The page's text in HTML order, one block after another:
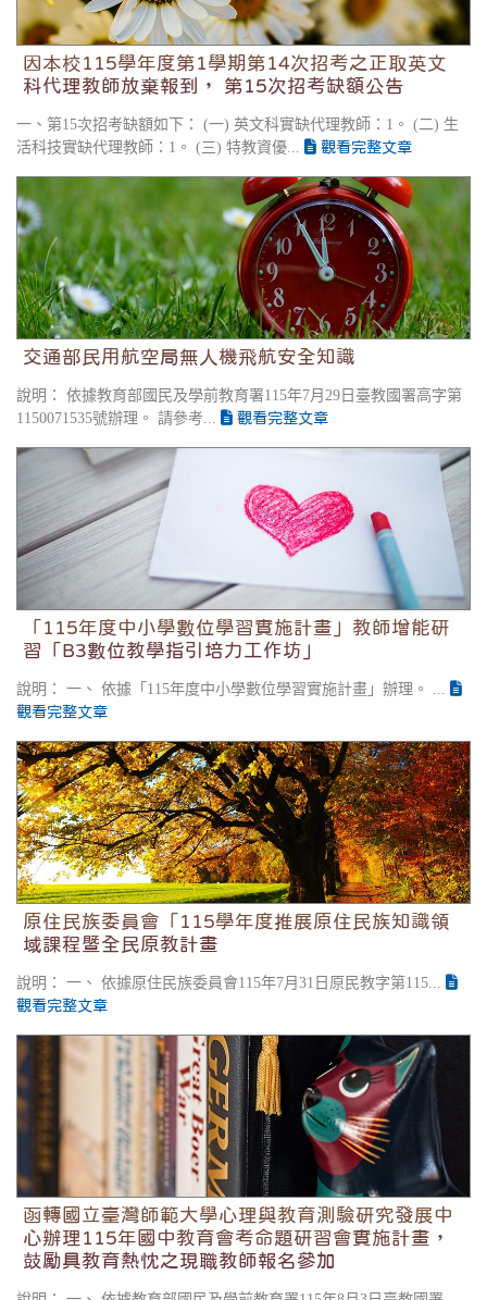
因本校115學年度第1學期第14次招考之正取英文
科代理教師放棄報到， 第15次招考缺額公告
一、第15次招考缺額如下： (一) 英文科實缺代理教師：1。 (二) 生
活科技實缺代理教師：1。 (三) 特教資優...
觀看完整文章
交通部民用航空局無人機飛航安全知識
交通部民用航空局無人機飛航安全知識
說明： 依據教育部國民及學前教育署115年7月29日臺教國署高字第
1150071535號辦理。 請參考...
觀看完整文章
「115年度中小學數位學習實施計畫」教師增能研習
「B3數位教學指引培力工作坊」
「115年度中小學數位學習實施計畫」教師增能研
習「B3數位教學指引培力工作坊」
說明： 一、 依據「115年度中小學數位學習實施計畫」辦理。 ...
觀看完整文章
原住民族委員會「115學年度推展原住民族知識領域
課程暨全民原教計畫
原住民族委員會「115學年度推展原住民族知識領
域課程暨全民原教計畫
說明： 一、 依據原住民族委員會115年7月31日原民教字第115...
觀看完整文章
函轉國立臺灣師範大學心理與教育測驗研究發展中心
辦理115年國中教育會考命題研習會實施計畫，鼓勵
具教育熱忱之現職教師報名參加
函轉國立臺灣師範大學心理與教育測驗研究發展中
心辦理115年國中教育會考命題研習會實施計畫，
鼓勵具教育熱忱之現職教師報名參加